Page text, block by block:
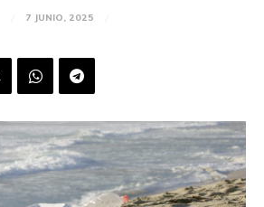
7 JUNIO, 2025